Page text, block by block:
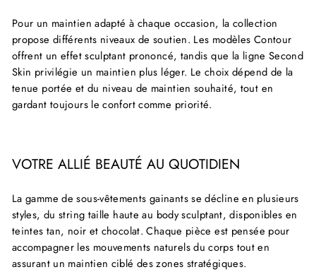
Pour un maintien adapté à chaque occasion, la collection
propose différents niveaux de soutien. Les modèles Contour
offrent un effet sculptant prononcé, tandis que la ligne Second
Skin privilégie un maintien plus léger. Le choix dépend de la
tenue portée et du niveau de maintien souhaité, tout en
gardant toujours le confort comme priorité.
VOTRE ALLIÉ BEAUTÉ AU QUOTIDIEN
La gamme de sous-vêtements gainants se décline en plusieurs
styles, du string taille haute au body sculptant, disponibles en
teintes tan, noir et chocolat. Chaque pièce est pensée pour
accompagner les mouvements naturels du corps tout en
assurant un maintien ciblé des zones stratégiques.